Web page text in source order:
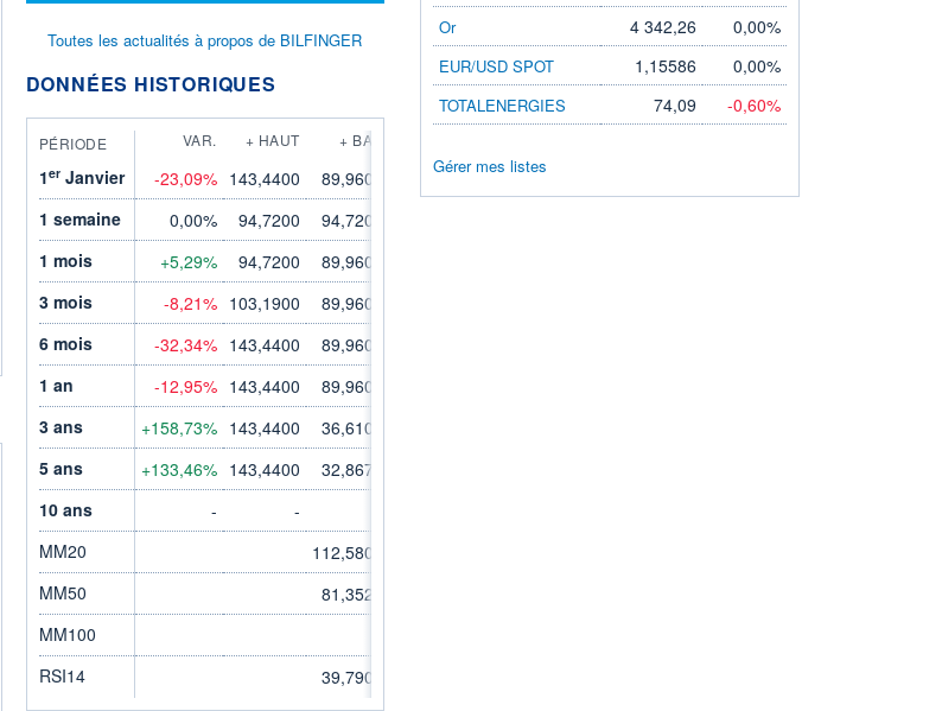
Toutes les actualités à propos de BILFINGER
DONNÉES HISTORIQUES
PÉRIODE VAR. + HAUT + BAS
1erJanvier -23,09% 143,4400
89,9600
1 semaine
0,00% 94,7200
94,7200
1 mois
+5,29% 94,7200
89,9600
3 mois
-8,21% 103,1900
89,9600
6 mois
-32,34% 143,4400
89,9600
1 an
-12,95% 143,4400
89,9600
3 ans
+158,73% 143,4400
36,6100
5 ans
+133,46% 143,4400
32,8679
10 ans
- -
MM20
112,5800
MM50
81,3528
MM100
RSI14
39,7900
Or 4 342,26 0,00%
EUR/USD SPOT 1,15586 0,00%
TOTALENERGIES 74,09 -0,60%
Gérer mes listes